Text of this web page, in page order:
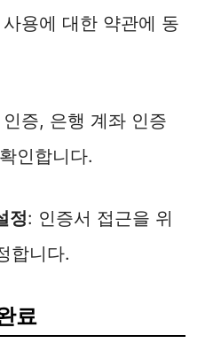
용에 대한 약관에 동
증, 은행 계좌 인증
인합니다.
정: 인증서 접근을 위
합니다.
료